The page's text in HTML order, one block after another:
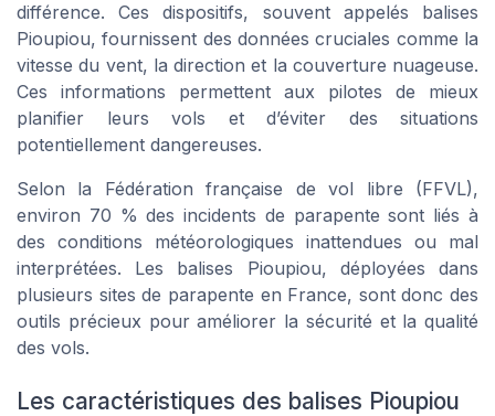
différence. Ces dispositifs, souvent appelés balises
Pioupiou, fournissent des données cruciales comme la
vitesse du vent, la direction et la couverture nuageuse.
Ces informations permettent aux pilotes de mieux
planifier leurs vols et d’éviter des situations
potentiellement dangereuses.
Selon la Fédération française de vol libre (FFVL),
environ 70 % des incidents de parapente sont liés à
des conditions météorologiques inattendues ou mal
interprétées. Les balises Pioupiou, déployées dans
plusieurs sites de parapente en France, sont donc des
outils précieux pour améliorer la sécurité et la qualité
des vols.
Les caractéristiques des balises Pioupiou